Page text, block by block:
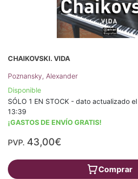
CHAIKOVSKI. VIDA
Poznansky, Alexander
Disponible
SÓLO 1 EN STOCK - dato actualizado
13:39
¡GASTOS DE ENVÍO GRATIS!
PVP. 43,00€
Comprar